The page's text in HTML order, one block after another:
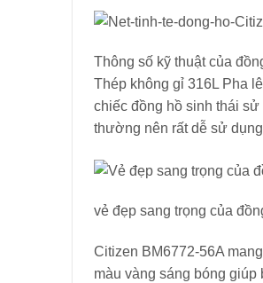
Thông số kỹ thuật của
Thép không gỉ 316L Pha
chiếc đồng hồ sinh thái
thường nên rất dễ sử
vẻ đẹp sang trọng của
Citizen BM6772-56A
màu vàng sáng bóng